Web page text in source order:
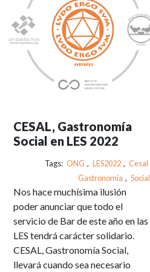
CESAL, Gastronomía
Social en LES 2022
Tags: ONG , LES2022 , Cesal
Gastronomía , Social
Nos hace muchísima ilusión
poder anunciar que todo el
servicio de Bar de este año en las
LES tendrá carácter solidario.
CESAL, Gastronomía Social,
llevará cuando sea necesario